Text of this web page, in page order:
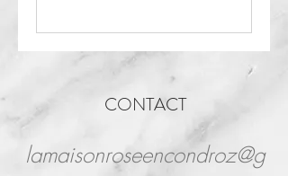
CONTACT
lamaisonroseencondroz@g